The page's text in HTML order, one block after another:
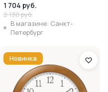
1 704 руб.
2 130 руб.
В магазине: Санкт-
Петербург
Новинка